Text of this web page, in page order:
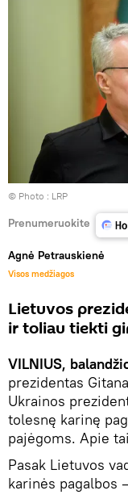
© Photo : LRP
Prenumeruokite
Agnė Petrauskienė
Visos medžiagos
Lietuvos
ir toliau tiekti
VILNIUS,
prezidentas
Ukrainos
tolesnę karinę
pajėgoms. Apie
Pasak Lietuvos
karinės pagalbos